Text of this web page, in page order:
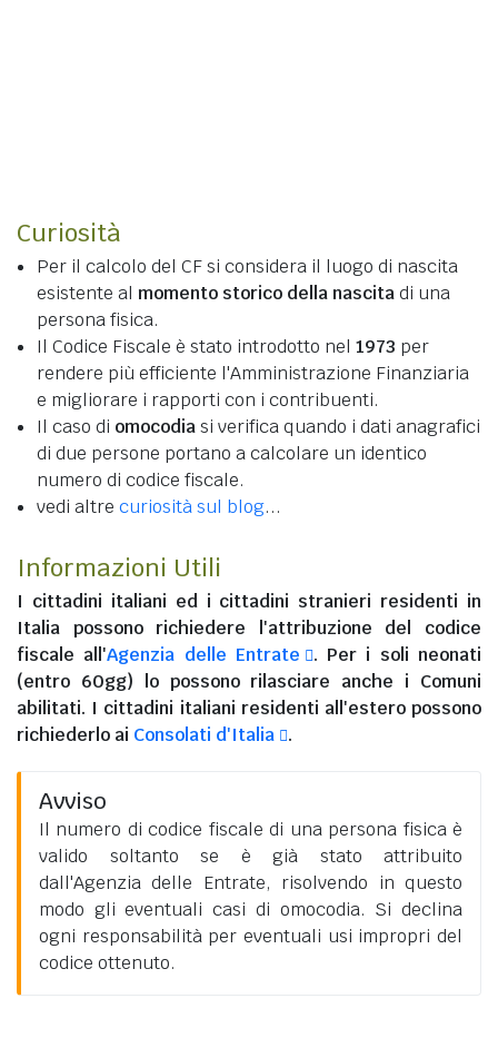
Curiosità
Per il calcolo del CF si considera il luogo di nascita
esistente al momento storico della nascitadi una
persona fisica.
Il Codice Fiscale è stato introdotto nel 1973 per
rendere più efficiente l'Amministrazione Finanziaria
e migliorare i rapporti con i contribuenti.
Il caso di omocodiasi verifica quando i dati anagrafici
di due persone portano a calcolare un identico
numero di codice fiscale.
vedi altre curiosità sul blog...
Informazioni Utili
I cittadini italiani ed i cittadini stranieri residenti in
Italia possono richiedere l'attribuzione del codice
fiscale all'Agenzia delle Entrate
. Per i soli neonati
(entro 60gg) lo possono rilasciare anche i Comuni
abilitati. I cittadini italiani residenti all'esteropossono
richiederlo ai Consolati d'Italia .
Avviso
Il numero di codice fiscale di una persona fisica è
valido soltanto se è già stato attribuito
dall'Agenzia delle Entrate, risolvendo in questo
modo gli eventuali casi di omocodia. Si declina
ogni responsabilità per eventuali usi impropri del
codice ottenuto.